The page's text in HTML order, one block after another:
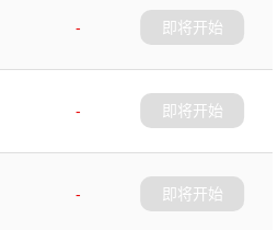
-
即将开始
-
即将开始
-
即将开始